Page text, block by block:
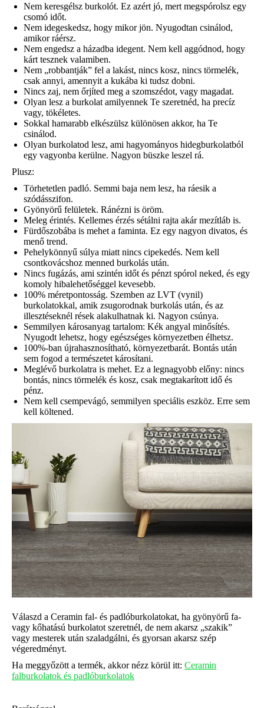
Nem keresgélsz burkolót. Ez azért jó, mert megspórolsz egy
csomó időt.
Nem idegeskedsz, hogy mikor jön. Nyugodtan csinálod,
amikor ráérsz.
Nem engedsz a házadba idegent. Nem kell aggódnod, hogy
kárt tesznek valamiben.
Nem „robbantják” fel a lakást, nincs kosz, nincs törmelék,
csak annyi, amennyit a kukába ki tudsz dobni.
Nincs zaj, nem őrjíted meg a szomszédot, vagy magadat.
Olyan lesz a burkolat amilyennek Te szeretnéd, ha precíz
vagy, tökéletes.
Sokkal hamarabb elkészülsz különösen akkor, ha Te
csinálod.
Olyan burkolatod lesz, ami hagyományos hidegburkolatból
egy vagyonba kerülne. Nagyon büszke leszel rá.
Plusz:
Törhetetlen padló. Semmi baja nem lesz, ha ráesik a
szódásszifon.
Gyönyörű felületek. Ránézni is öröm.
Meleg érintés. Kellemes érzés sétálni rajta akár mezítláb is.
Fürdőszobába is mehet a faminta. Ez egy nagyon divatos, és
menő trend.
Pehelykönnyű súlya miatt nincs cipekedés. Nem kell
csontkovácshoz menned burkolás után.
Nincs fugázás, ami szintén időt és pénzt spórol neked, és egy
komoly hibalehetőséggel kevesebb.
100% méretpontosság. Szemben az LVT (vynil)
burkolatokkal, amik zsugorodnak burkolás után, és az
illesztéseknél rések alakulhatnak ki. Nagyon csúnya.
Semmilyen károsanyag tartalom: Kék angyal minősítés.
Nyugodt lehetsz, hogy egészséges környezetben élhetsz.
100%-ban újrahasznosítható, környezetbarát. Bontás után
sem fogod a természetet károsítani.
Meglévő burkolatra is mehet. Ez a legnagyobb előny: nincs
bontás, nincs törmelék és kosz, csak megtakarított idő és
pénz.
Nem kell csempevágó, semmilyen speciális eszköz. Erre sem
kell költened.
Válaszd a Ceramin fal- és padlóburkolatokat, ha gyönyörű fa-
vagy kőhatású burkolatot szeretnél, de nem akarsz „szakik”
vagy mesterek után szaladgálni, és gyorsan akarsz szép
végeredményt.
Ha meggyőzött a termék, akkor nézz körül itt: Ceramin
falburkolatok és padlóburkolatok